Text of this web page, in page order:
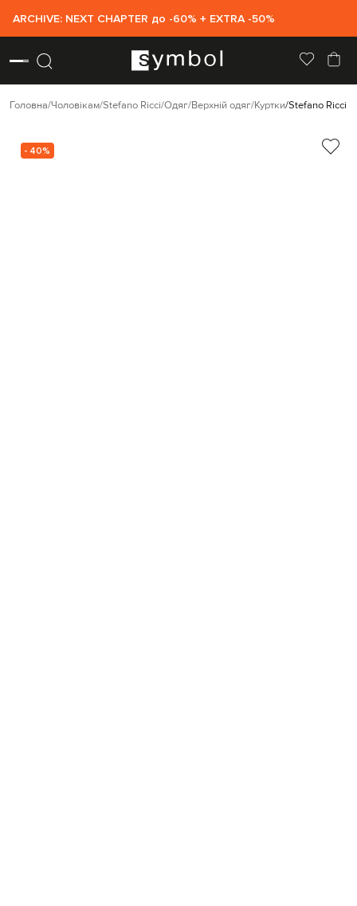
ARCHIVE: NEXT CHAPTER до -60% + EXTRA -50%
Головна Чоловікам Stefano Ricci Одяг Верхній одяг Куртки Stefano Ricci
- 40%